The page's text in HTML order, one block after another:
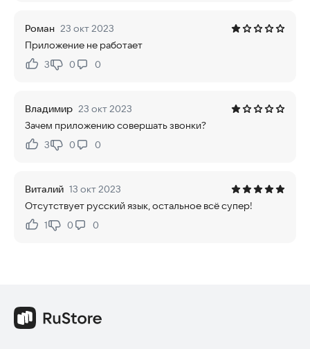
Роман 23 окт 2023
Приложение не работает
Нравится:
3Не нравится:
0 0
Владимир 23 окт 2023
Зачем приложению совершать звонки?
Нравится:
3Не нравится:
0 0
Виталий 13 окт 2023
Отсутствует русский язык, остальное всё супер!
Нравится:
1Не нравится:
0 0